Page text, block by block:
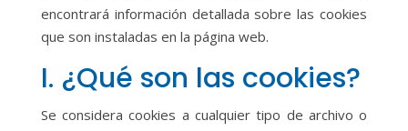
encontrará información detallada sobre las cookies
que son instaladas en la página web.
I. ¿Qué son las cookies?
Se considera cookies a cualquier tipo de archivo o